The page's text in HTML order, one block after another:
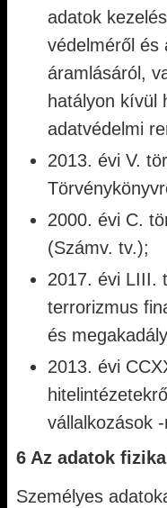
adatok
védelméről és
áramlásáról,
hatályon kívül
adatvédelmi
2013. évi V.
2000. évi C.
(Számv. tv.);
2017. évi LIII.
terrorizmus
és
2013. évi
vállalkozások
6 Az adatok
Személyes